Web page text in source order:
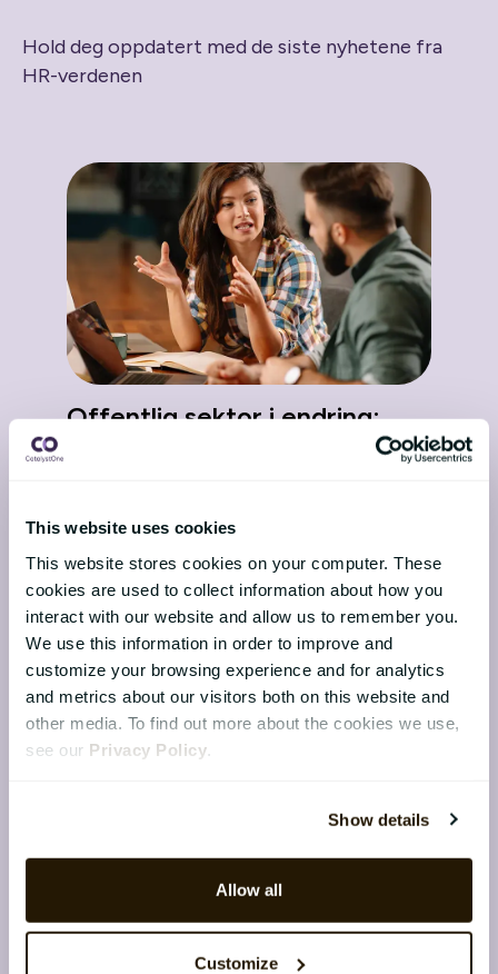
This website uses cookies
This website stores cookies on your computer. These
cookies are used to collect information about how you
interact with our website and allow us to remember you.
We use this information in order to improve and
customize your browsing experience and for analytics
and metrics about our visitors both on this website and
other media. To find out more about the cookies we use,
see our Privacy Policy
Show details
Allow all
Customize
Hold deg oppdatert med de siste nyhetene fra
HR-verdenen
Offentlig sektor i endring:
Når HR blir et styringsverktøy
tydelig krysspress. Kravene til
dokumentasjon, åpenhet og
likebehandling øker. Samtidig blir fo...
Den nordiske HR-fordelen i
2026: Datasuverenitet,